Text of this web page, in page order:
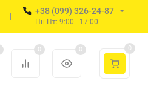
+38 (099) 326-24-87
Пн-Пт: 9:00 - 17:00
0 0 0